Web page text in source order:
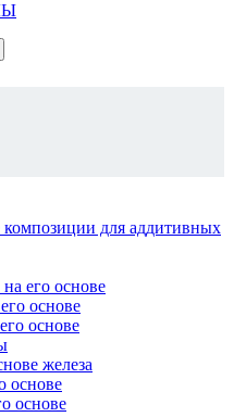
для аддитивных
его основе
основе
основе
железа
основе
основе